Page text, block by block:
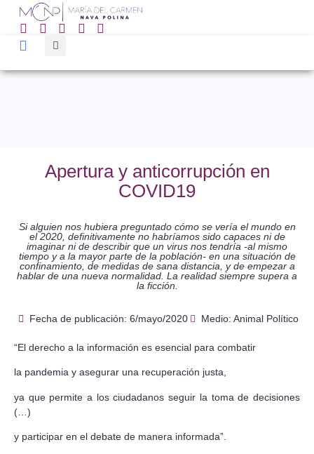
Apertura y anticorrupción en
COVID19
Si alguien nos hubiera preguntado cómo se vería el mundo en
el 2020, definitivamente no habríamos sido capaces ni de
imaginar ni de describir que un virus nos tendría -al mismo
tiempo y a la mayor parte de la población- en una situación de
confinamiento, de medidas de sana distancia, y de empezar a
hablar de una nueva normalidad. La realidad siempre supera a
la ficción.
Fecha de publicación: 6/mayo/2020 Medio: Animal Político
“El derecho a la información es esencial para combatir
la pandemia y asegurar una recuperación justa,
ya que permite a los ciudadanos seguir la toma de decisiones
(…)
y participar en el debate de manera informada”.